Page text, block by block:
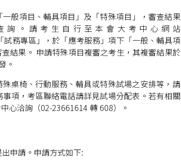
般項目、輔具項目」及「特殊項目」，審查結果
。請考生自行至本會大考中心網站
試務專區」，於「應考服務」項下「一般、輔具項
結果。 申請特殊項目複審之考生，其複審結果於
。
桌椅、行動服務、輔具或特殊試場之安排等，請
項，考區聯絡電話請詳見試場分配表。若有相關
心洽詢（02-23661614 轉 608）。
申請。申請方式如下: